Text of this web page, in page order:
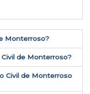
Monterroso​?
Civil de Monterroso?
Civil de Monterroso​